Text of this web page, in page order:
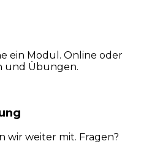
ein Modul. Online oder
und Übungen.
wir weiter mit. Fragen?